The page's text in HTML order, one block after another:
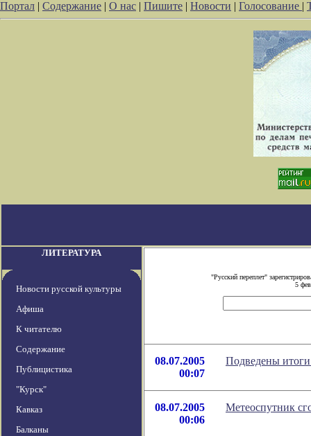
Портал | Содержание | О нас | Пишите | Новости | Голосование |
ЛИТЕРАТУРА
Новости русской культуры
Афиша
К читателю
Содержание
Публицистика
"Курск"
Кавказ
Балканы
"Русский переплет"
5
08.07.2005
00:07
Подведены
08.07.2005
00:06
Метеоспутник